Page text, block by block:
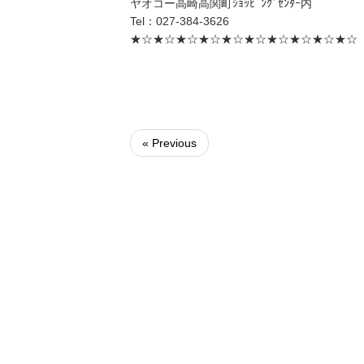
ヤオコー高崎高関町ｼｮｯﾋﾟﾝｸﾞｾﾝﾀｰ内
Tel：027-384-3626
★☆★☆★☆★☆★☆★☆★☆★☆★☆★☆
« Previous